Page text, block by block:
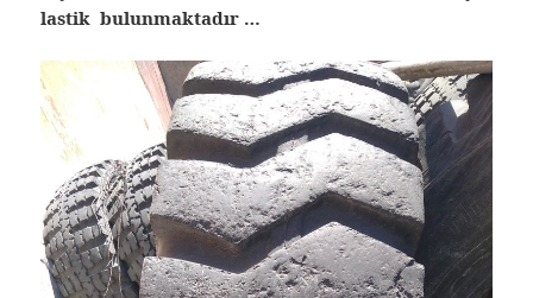
lastik bulunmaktadır …